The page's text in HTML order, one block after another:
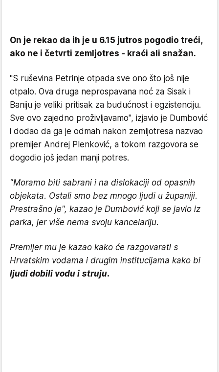
On je rekao da ih je u 6.15 jutros pogodio treći,
ako ne i četvrti zemljotres - kraći ali snažan.
"S ruševina Petrinje otpada sve ono što još nije
otpalo. Ova druga neprospavana noć za Sisak i
Baniju je veliki pritisak za budućnost i egzistenciju.
Sve ovo zajedno proživljavamo", izjavio je Dumbović
i dodao da ga je odmah nakon zemljotresa nazvao
premijer Andrej Plenković, a tokom razgovora se
dogodio još jedan manji potres.
"Moramo biti sabrani i na dislokaciji od opasnih
objekata. Ostali smo bez mnogo ljudi u županiji.
Prestrašno je", kazao je Dumbović koji se javio iz
parka, jer više nema svoju kancelariju.
Premijer mu je kazao kako će razgovarati s
Hrvatskim vodama i drugim institucijama kako bi
ljudi dobili vodu i struju.